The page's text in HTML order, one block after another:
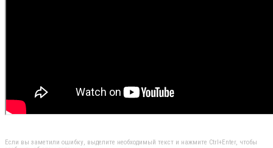
Если вы заметили ошибку, выделите необходимый текст и нажмите Ctrl+Enter, чтобы